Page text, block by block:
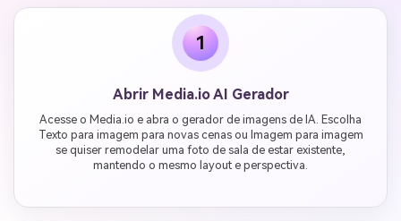
1
Abrir Media.io AI Gerador
Acesse o Media.io e abra o gerador de imagens de IA. Escolha
Texto para imagem para novas cenas ou Imagem para imagem
se quiser remodelar uma foto de sala de estar existente,
mantendo o mesmo layout e perspectiva.